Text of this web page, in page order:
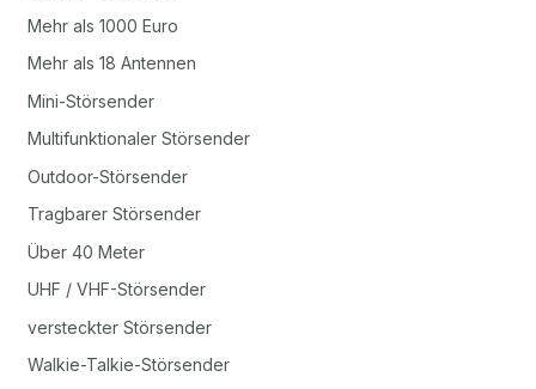
Mehr als 1000 Euro
Mehr als 18 Antennen
Mini-Störsender
Multifunktionaler Störsender
Outdoor-Störsender
Tragbarer Störsender
Über 40 Meter
UHF / VHF-Störsender
versteckter Störsender
Walkie-Talkie-Störsender